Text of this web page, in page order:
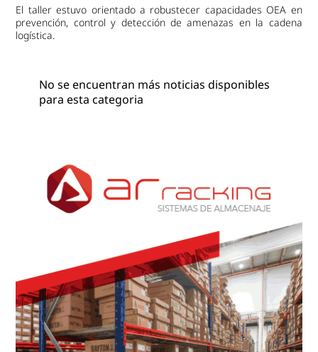
El taller estuvo orientado a robustecer capacidades OEA en
prevención, control y detección de amenazas en la cadena
logística.
No se encuentran más noticias disponibles
para esta categoria